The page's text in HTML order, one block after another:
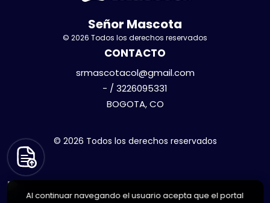
Señor Mascota
© 2026 Todos los derechos reservados
CONTACTO
srmascotacol@gmail.com
- / 3226095331
BOGOTA, CO
© 2026 Todos los derechos reservados
Al continuar navegando el usuario acepta que el portal